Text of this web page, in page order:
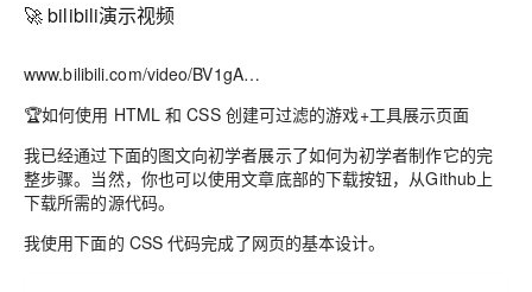
🚀 bilibili演示视频
www.bilibili.com/video/BV1gA…
🏆如何使用 HTML 和 CSS 创建可过滤的游戏+工具展示页面
我已经通过下面的图文向初学者展示了如何为初学者制作它的完
整步骤。当然，你也可以使用文章底部的下载按钮，从Github上
下载所需的源代码。
我使用下面的 CSS 代码完成了网页的基本设计。